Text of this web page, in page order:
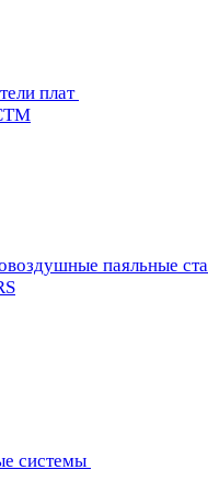
плат
паяльные
системы